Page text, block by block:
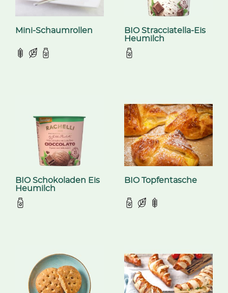
Mini-Schaumrollen
BIO Stracciatella-Eis
Heumilch
BIO Schokoladen Eis
Heumilch
BIO Topfentasche